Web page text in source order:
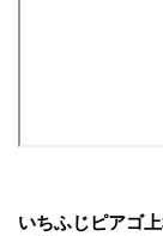
いちふじピアゴ